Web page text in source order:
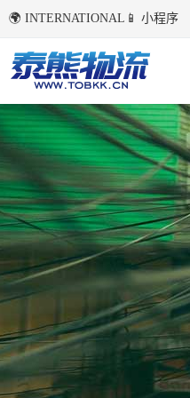
🌍 INTERNATIONAL 📱 小程序